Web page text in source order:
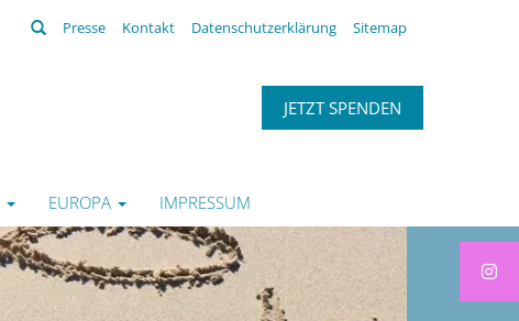
Suchen
Presse Kontakt Datenschutzerklärung Sitemap
JETZT SPENDEN
EUROPA IMPRESSUM